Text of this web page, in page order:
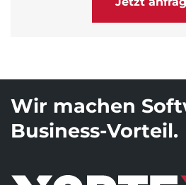
Wir machen
Business-Vorteil.